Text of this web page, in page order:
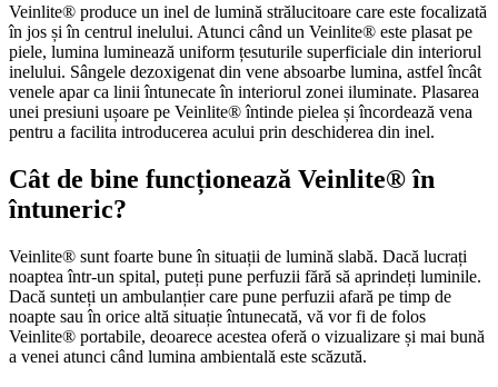
Veinlite® produce un inel de lumină strălucitoare care este focalizată
în jos și în centrul inelului. Atunci când un Veinlite® este plasat pe
piele, lumina luminează uniform țesuturile superficiale din interiorul
inelului. Sângele dezoxigenat din vene absoarbe lumina, astfel încât
venele apar ca linii întunecate în interiorul zonei iluminate. Plasarea
unei presiuni ușoare pe Veinlite® întinde pielea și încordează vena
pentru a facilita introducerea acului prin deschiderea din inel.
Cât de bine funcționează Veinlite® în
întuneric?
Veinlite® sunt foarte bune în situații de lumină slabă. Dacă lucrați
noaptea într-un spital, puteți pune perfuzii fără să aprindeți luminile.
Dacă sunteți un ambulanțier care pune perfuzii afară pe timp de
noapte sau în orice altă situație întunecată, vă vor fi de folos
Veinlite® portabile, deoarece acestea oferă o vizualizare și mai bună
a venei atunci când lumina ambientală este scăzută.